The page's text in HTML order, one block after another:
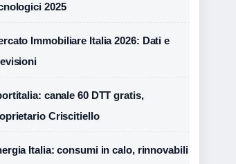
2025
Immobiliare Italia 2026: Dati e
canale 60 DTT gratis,
Criscitiello
Italia: consumi in calo, rinnovabili